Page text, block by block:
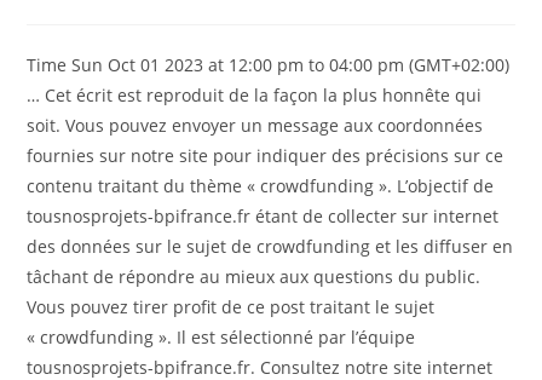
Time Sun Oct 01 2023 at 12:00 pm to 04:00 pm (GMT+02:00)
… Cet écrit est reproduit de la façon la plus honnête qui
soit. Vous pouvez envoyer un message aux coordonnées
fournies sur notre site pour indiquer des précisions sur ce
contenu traitant du thème « crowdfunding ». L’objectif de
tousnosprojets-bpifrance.fr étant de collecter sur internet
des données sur le sujet de crowdfunding et les diffuser en
tâchant de répondre au mieux aux questions du public.
Vous pouvez tirer profit de ce post traitant le sujet
« crowdfunding ». Il est sélectionné par l’équipe
tousnosprojets-bpifrance.fr. Consultez notre site internet